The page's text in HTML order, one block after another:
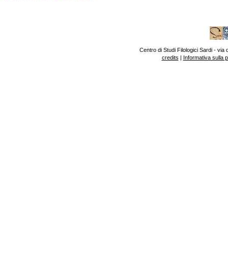
Centro di Studi Filologici Sardi - via
credits | Informativa sulla